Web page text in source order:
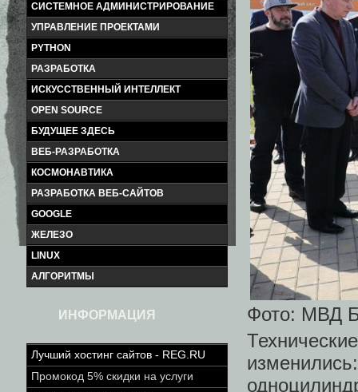
СИСТЕМНОЕ АДМИНИСТРИРОВАНИЕ
УПРАВЛЕНИЕ ПРОЕКТАМИ
PYTHON
РАЗРАБОТКА
ИСКУССТВЕННЫЙ ИНТЕЛЛЕКТ
OPEN SOURCE
БУДУЩЕЕ ЗДЕСЬ
ВЕБ-РАЗРАБОТКА
КОСМОНАВТИКА
РАЗРАБОТКА ВЕБ-САЙТОВ
GOOGLE
ЖЕЛЕЗО
LINUX
АЛГОРИТМЫ
ИНФОРМАЦИЯ
Лучший хостинг сайтов - REG.RU
Промокод 5% скидки на услуги
Фото: МВД